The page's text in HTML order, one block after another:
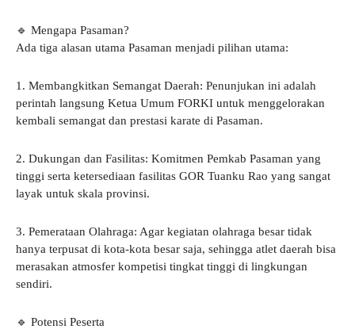
🔹 Mengapa Pasaman?
Ada tiga alasan utama Pasaman menjadi pilihan utama:
1. Membangkitkan Semangat Daerah: Penunjukan ini adalah
perintah langsung Ketua Umum FORKI untuk menggelorakan
kembali semangat dan prestasi karate di Pasaman.
2. Dukungan dan Fasilitas: Komitmen Pemkab Pasaman yang
tinggi serta ketersediaan fasilitas GOR Tuanku Rao yang sangat
layak untuk skala provinsi.
3. Pemerataan Olahraga: Agar kegiatan olahraga besar tidak
hanya terpusat di kota-kota besar saja, sehingga atlet daerah bisa
merasakan atmosfer kompetisi tingkat tinggi di lingkungan
sendiri.
🔹 Potensi Peserta